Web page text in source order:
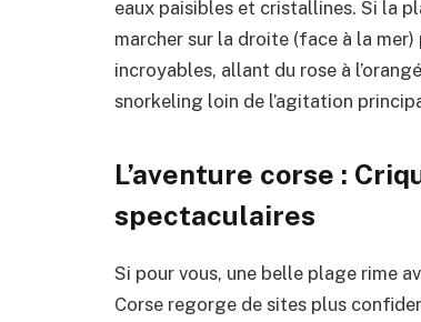
eaux paisibles et cristallines. Si la
marcher sur la droite (face à la
incroyables, allant du rose à
snorkeling loin de l’agitation
L’aventure corse :
spectaculaires
Si pour vous, une belle plage rime
Corse regorge de sites plus